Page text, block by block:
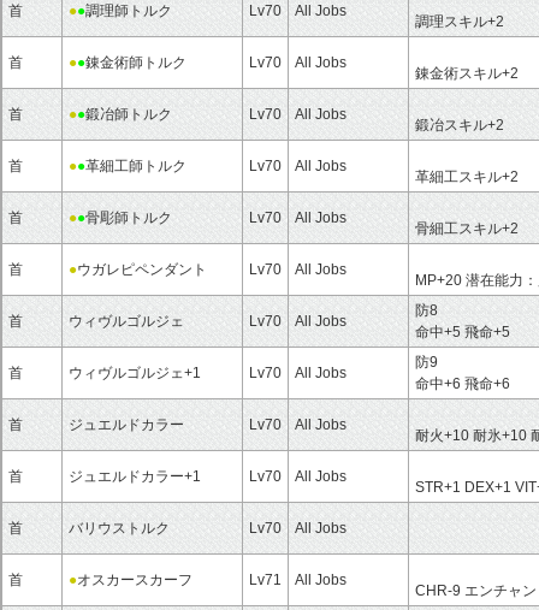
首 ●●調理師トルク Lv70 All Jobs
調理スキル+2
首 ●●錬金術師トルク Lv70 All Jobs
錬金術スキル+2
首 ●●鍛冶師トルク Lv70 All Jobs
鍛冶スキル+2
首 ●●革細工師トルク Lv70 All Jobs
革細工スキル+2
首 ●●骨彫師トルク Lv70 All Jobs
骨細工スキル+2
首 ●ウガレピペンダント Lv70 All Jobs
MP+20 潜在能力
首 ウィヴルゴルジェ Lv70 All Jobs
防8
命中+5 飛命+5
首 ウィヴルゴルジェ+1 Lv70 All Jobs
防9
命中+6 飛命+6
首 ジュエルドカラー Lv70 All Jobs
耐火+10 耐氷+10
首 ジュエルドカラー+1 Lv70 All Jobs
STR+1 DEX+1
首 バリウストルク Lv70 All Jobs
首 ●オスカースカーフ Lv71 All Jobs
CHR-9 エンチャ